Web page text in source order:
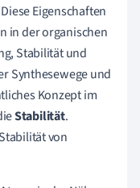
Eigenschaften
in der organischen
Stabilität und
Synthesewege und
Konzept im
Stabilität.
von